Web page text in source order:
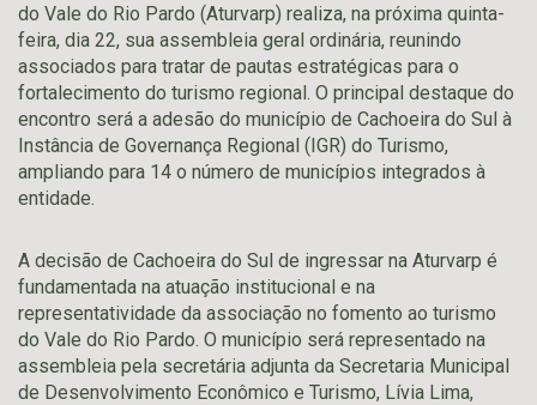
do Vale do Rio Pardo (Aturvarp) realiza, na próxima quinta-
feira, dia 22, sua assembleia geral ordinária, reunindo
associados para tratar de pautas estratégicas para o
fortalecimento do turismo regional. O principal destaque do
encontro será a adesão do município de Cachoeira do Sul à
Instância de Governança Regional (IGR) do Turismo,
ampliando para 14 o número de municípios integrados à
entidade.
A decisão de Cachoeira do Sul de ingressar na Aturvarp é
fundamentada na atuação institucional e na
representatividade da associação no fomento ao turismo
do Vale do Rio Pardo. O município será representado na
assembleia pela secretária adjunta da Secretaria Municipal
de Desenvolvimento Econômico e Turismo, Lívia Lima,